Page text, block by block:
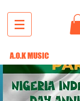
A.O.K MUSIC